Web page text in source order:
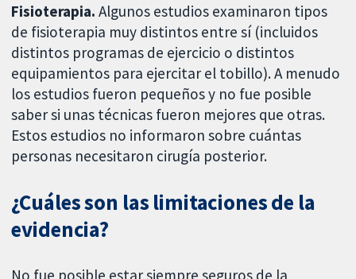
Fisioterapia. Algunos estudios examinaron tipos
de fisioterapia muy distintos entre sí (incluidos
distintos programas de ejercicio o distintos
equipamientos para ejercitar el tobillo). A menudo
los estudios fueron pequeños y no fue posible
saber si unas técnicas fueron mejores que otras.
Estos estudios no informaron sobre cuántas
personas necesitaron cirugía posterior.
¿Cuáles son las limitaciones de la
evidencia?
No fue posible estar siempre seguros de la